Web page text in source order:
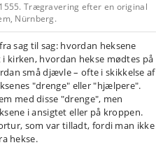
Trægravering efter en original
Nürnberg.
sag til sag: hvordan heksene
kirken, hvordan hekse mødtes på
små djævle – ofte i skikkelse af
"drenge" eller "hjælpere".
med disse "drenge", men
i ansigtet eller på kroppen.
som var tilladt, fordi man ikke
hekse.